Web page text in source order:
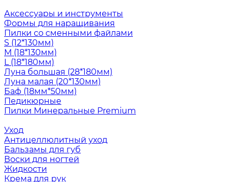
Аксессуары и инструменты
Формы для наращивания
Пилки со сменными файлами
S (12*130мм)
M (18*130мм)
L (18*180мм)
Луна большая (28*180мм)
Луна малая (20*130мм)
Баф (18мм*50мм)
Педикюрные
Пилки Минеральные Premium
Уход
Антицеллюлитный уход
Бальзамы для губ
Воски для ногтей
Жидкости
Крема для рук